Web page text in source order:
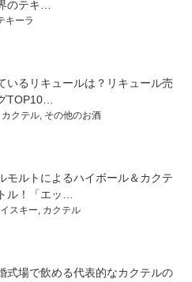
のテキ…
キーラ
いるリキュールは？リキュール売
TOP10…
カクテル, その他のお酒
モルトによるハイボール＆カクテ
ル！「エッ…
スキー, カクテル
式場で飲める代表的なカクテルの